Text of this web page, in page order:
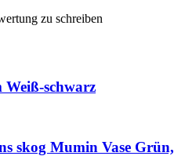
zu schreiben
Weiß-schwarz
skog Mumin Vase Grün,